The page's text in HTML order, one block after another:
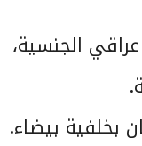
الجنسية،
بخلفية بيضاء.